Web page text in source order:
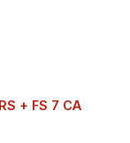
+ FS 7 CA